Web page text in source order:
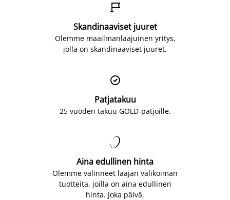

Skandinaaviset juuret
Olemme maailmanlaajuinen yritys,
jolla on skandinaaviset juuret.

Patjatakuu
25 vuoden takuu GOLD-patjoille.

Aina edullinen hinta
Olemme valinneet laajan valikoiman
tuotteita, joilla on aina edullinen
hinta. Joka päivä.